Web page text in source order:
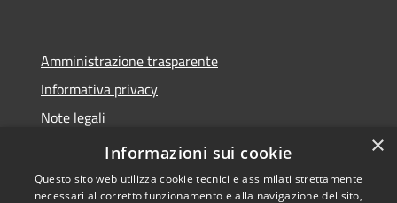
Amministrazione trasparente
Informativa privacy
Note legali
Dichiarazione di accessibilità
×
Informazioni sui cookie
Questo sito web utilizza cookie tecnici e assimilati strettamente
necessari al corretto funzionamento e alla navigazione del sito,